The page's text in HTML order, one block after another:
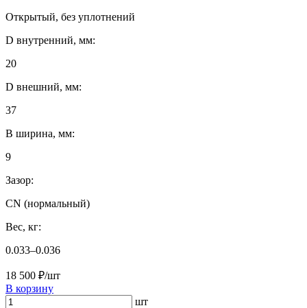
Открытый, без уплотнений
D внутренний, мм:
20
D внешний, мм:
37
B ширина, мм:
9
Зазор:
CN (нормальный)
Вес, кг:
0.033–0.036
18 500 ₽/шт
В корзину
шт